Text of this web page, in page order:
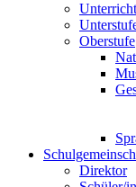
Oberstufe
Direktor